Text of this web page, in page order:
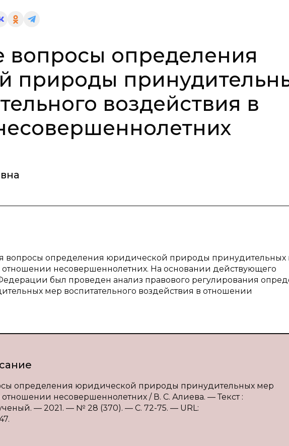
определения
природы
воздействия в
вопросы определения юридической природы принудительных
отношении несовершеннолетних. На основании действующего
был проведен анализ правового регулирования
мер воспитательного воздействия в отношении
определения юридической природы принудительных мер
отношении несовершеннолетних / В. С. Алиева. — Текст :
— 2021. — № 28 (370). — С. 72-75. — URL: